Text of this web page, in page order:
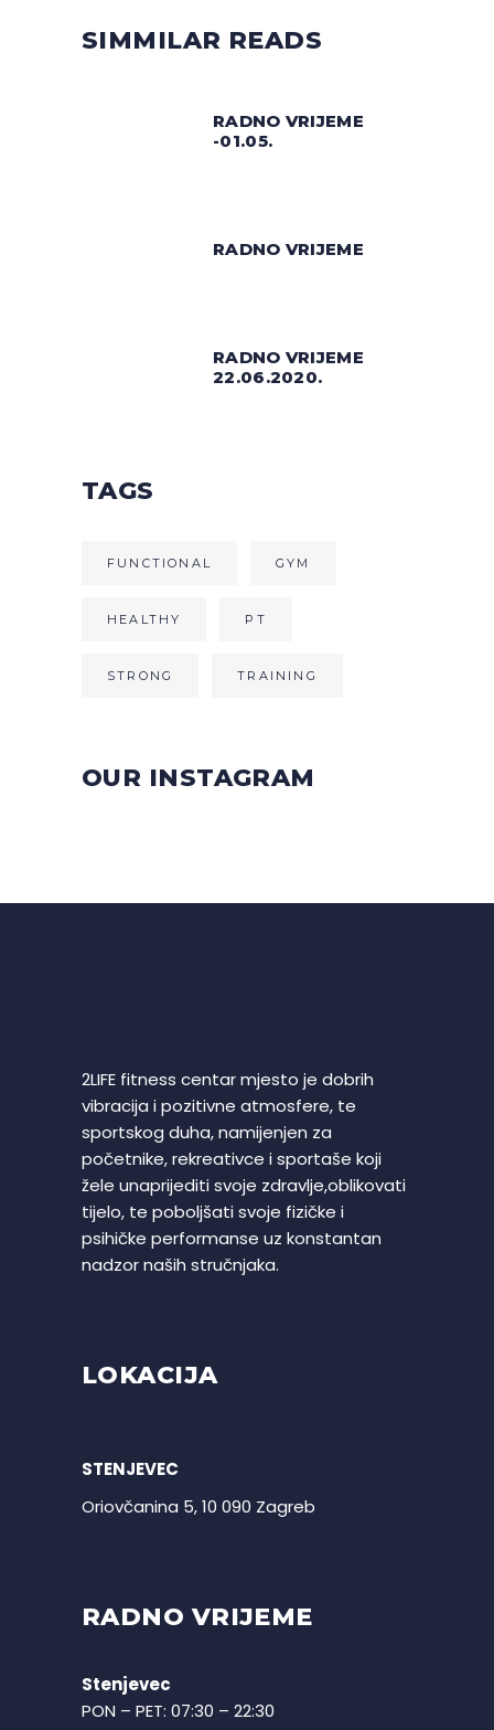
SIMMILAR READS
RADNO VRIJEME
-01.05.
RADNO VRIJEME
RADNO VRIJEME
22.06.2020.
TAGS
FUNCTIONAL GYM
HEALTHY PT
STRONG TRAINING
OUR INSTAGRAM
2LIFE fitness centar mjesto je dobrih
vibracija i pozitivne atmosfere, te
sportskog duha, namijenjen za
početnike, rekreativce i sportaše koji
žele unaprijediti svoje zdravlje,oblikovati
tijelo, te poboljšati svoje fizičke i
psihičke performanse uz konstantan
nadzor naših stručnjaka.
LOKACIJA
STENJEVEC
Oriovčanina 5, 10 090 Zagreb
RADNO VRIJEME
Stenjevec
PON – PET: 07:30 – 22:30